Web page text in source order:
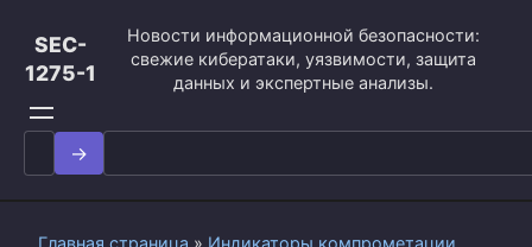
контенту
SEC-
1275-1
Новости информационной безопасности:
свежие кибератаки, уязвимости, защита
данных и экспертные анализы.
Search
for:
Главная страница » Индикаторы компрометации